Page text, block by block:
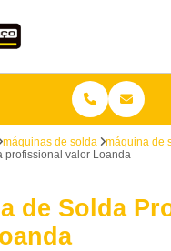
máquinas de solda
máquina de
profissional valor Loanda
de Solda